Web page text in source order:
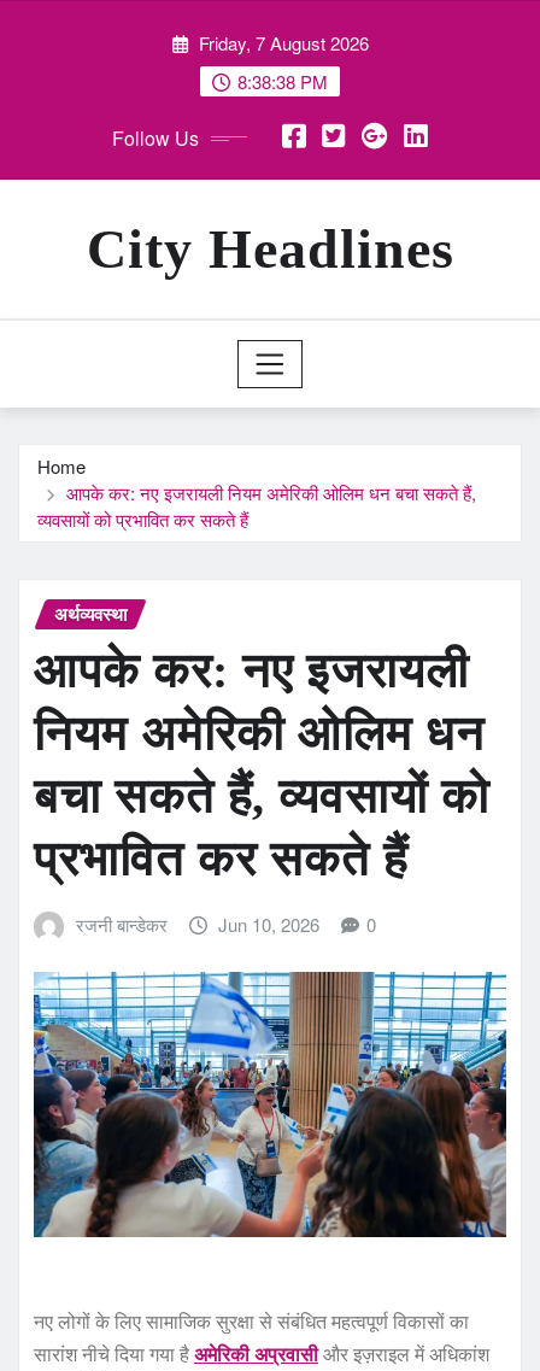
Friday, 7 August 2026
8:38:40 PM
Follow Us
City Headlines
Home
आपके कर: नए इजरायली नियम अमेरिकी ओलिम धन बचा सकते हैं,
व्यवसायों को प्रभावित कर सकते हैं
अर्थव्यवस्था
आपके कर: नए इजरायली
नियम अमेरिकी ओलिम धन
बचा सकते हैं, व्यवसायों को
प्रभावित कर सकते हैं
रजनी बान्डेकर Jun 10, 2026 0
नए लोगों के लिए सामाजिक सुरक्षा से संबंधित महत्वपूर्ण विकासों का
सारांश नीचे दिया गया हैअमेरिकी अप्रवासीऔर इज़राइल में अधिकांश